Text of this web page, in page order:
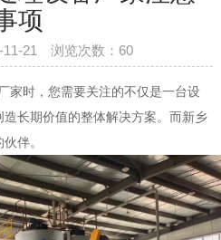
项
11-21 浏览次数： 60
家时，您需要关注的不仅是一台设
长期价值的整体解决方案。而新乡
伴。